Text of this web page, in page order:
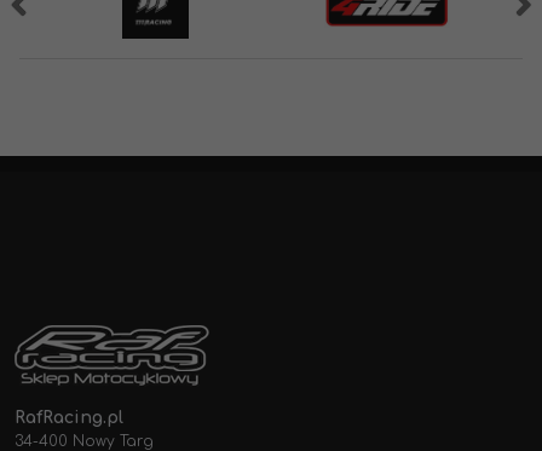
RafRacing.pl
34-400 Nowy Targ